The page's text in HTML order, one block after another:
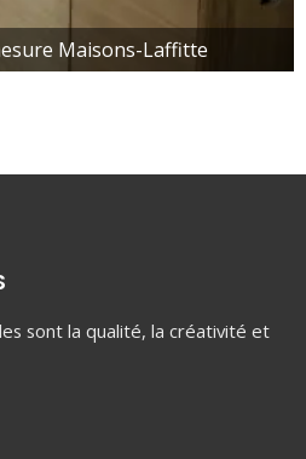
Maisons-Laffitte
sont la qualité, la créativité et